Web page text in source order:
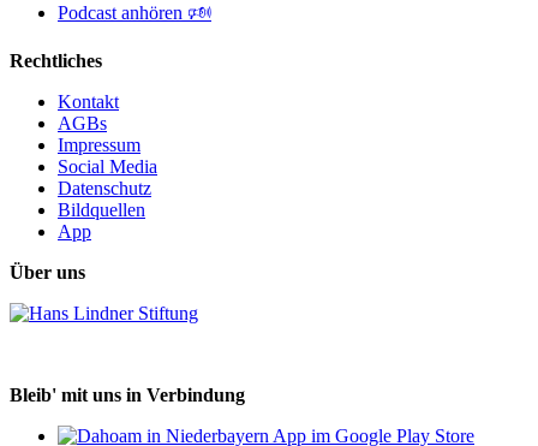
Podcast anhören 🕬
Rechtliches
Kontakt
AGBs
Impressum
Social Media
Datenschutz
Bildquellen
App
Über uns
Bleib' mit uns in Verbindung